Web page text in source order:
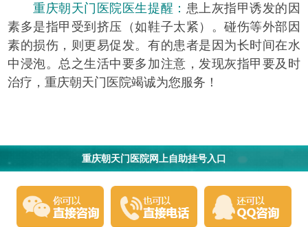
重庆朝天门医院医生提醒： 患上灰指甲诱发的因
素多是指甲受到挤压（如鞋子太紧）。碰伤等外部因
素的损伤，则更易促发。有的患者是因为长时间在水
中浸泡。总之生活中要多加注意，发现灰指甲要及时
治疗，重庆朝天门医院竭诚为您服务！
重庆朝天门医院网上自助挂号入口